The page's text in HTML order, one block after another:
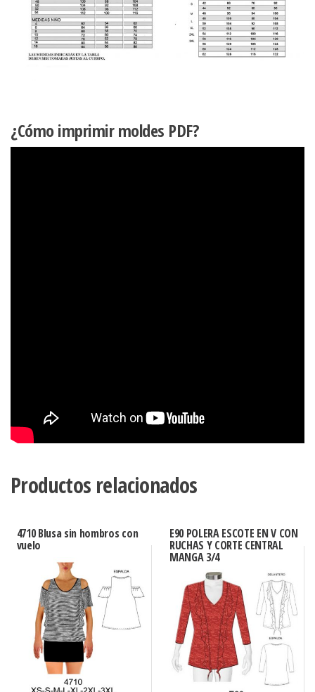
¿Cómo imprimir moldes PDF?
Productos relacionados
4710 Blusa sin hombros con
vuelo
E90 POLERA ESCOTE EN V CON
RUCHAS Y CORTE CENTRAL
MANGA 3/4